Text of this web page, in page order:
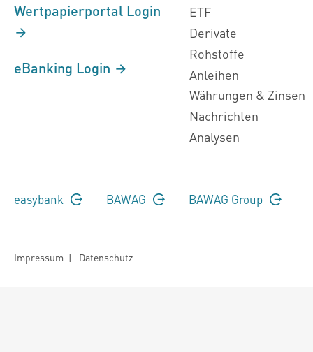
Wertpapierportal Login
eBanking Login
ETF
Derivate
Rohstoffe
Anleihen
Währungen & Zinsen
Nachrichten
Analysen
easybank BAWAG BAWAG Group
Impressum | Datenschutz